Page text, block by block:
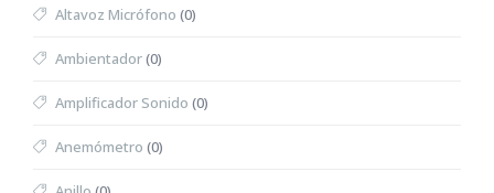
Altavoz Micrófono (0)
Ambientador(0)
Amplificador Sonido (0)
Anemómetro (0)